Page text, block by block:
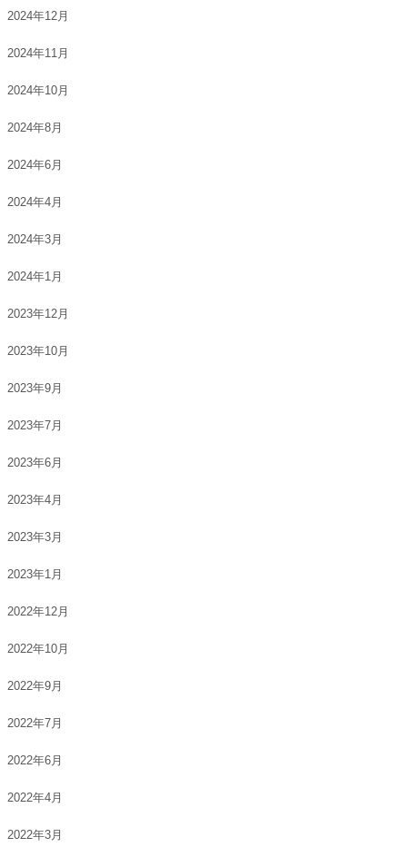
2024年12月
2024年11月
2024年10月
2024年8月
2024年6月
2024年4月
2024年3月
2024年1月
2023年12月
2023年10月
2023年9月
2023年7月
2023年6月
2023年4月
2023年3月
2023年1月
2022年12月
2022年10月
2022年9月
2022年7月
2022年6月
2022年4月
2022年3月